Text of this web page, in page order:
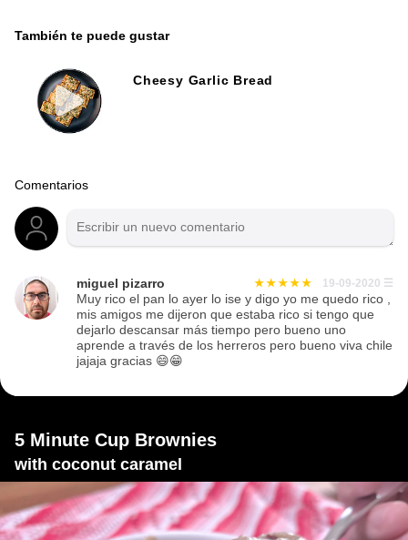
También te puede gustar
Cheesy Garlic Bread
Comentarios
miguel pizarro 19-09-2020 ☰
Muy rico el pan lo ayer lo ise y digo yo me quedo rico ,
mis amigos me dijeron que estaba rico si tengo que
dejarlo descansar más tiempo pero bueno uno
aprende a través de los herreros pero bueno viva chile
jajaja gracias 😄😁
5 Minute Cup Brownies
with coconut caramel